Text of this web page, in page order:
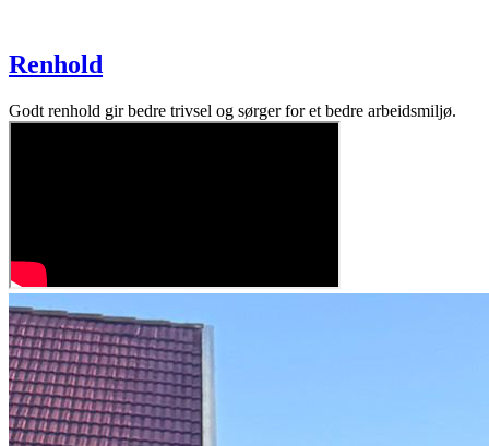
Renhold
Godt renhold gir bedre trivsel og sørger for et bedre arbeidsmiljø.